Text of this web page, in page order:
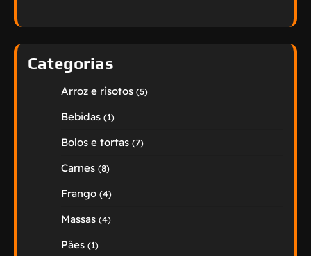
Categorias
Arroz e risotos (5)
Bebidas (1)
Bolos e tortas (7)
Carnes (8)
Frango (4)
Massas (4)
Pães (1)